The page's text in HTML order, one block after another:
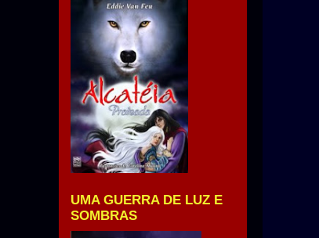
UMA GUERRA DE LUZ E
SOMBRAS